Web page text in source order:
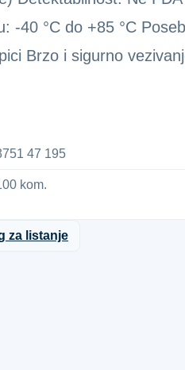
-40 °C do +85 °C
Brzo i sigurno
​4​7​ ​1​9​5​
kom.
za listanje